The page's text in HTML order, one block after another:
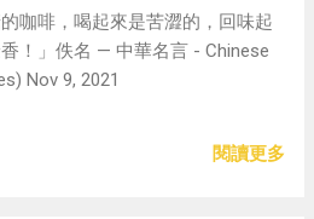
咖啡，喝起來是苦澀的，回味起
！」佚名 — 中華名言 - Chinese
Nov 9, 2021
閱讀更多